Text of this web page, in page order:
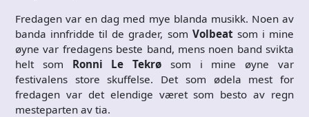
Fredagen var en dag med mye blanda musikk. Noen av
banda innfridde til de grader, som Volbeat som i mine
øyne var fredagens beste band, mens noen band svikta
helt som Ronni Le Tekrø som i mine øyne var
festivalens store skuffelse. Det som ødela mest for
fredagen var det elendige været som besto av regn
mesteparten av tia.